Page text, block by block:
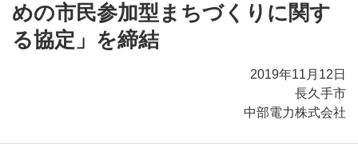
めの市民参加型まちづくりに関す
る協定」を締結
2019年11月12日
長久手市
中部電力株式会社